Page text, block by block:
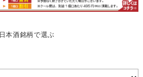
日本酒銘柄で選ぶ